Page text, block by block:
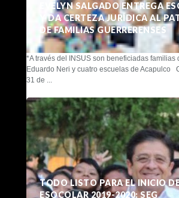
EVELYN SALGADO ENTREGA
Y DA CERTEZA JURÍDICA AL
DE FAMILIAS GUERRERENSES
*A través del INSUS son beneficiadas familias
Eduardo Neri y cuatro escuelas de Acapulco
31 de ...
TODO LISTO PARA EL INICIO
ESOCOLAR 2019-2020: SEG